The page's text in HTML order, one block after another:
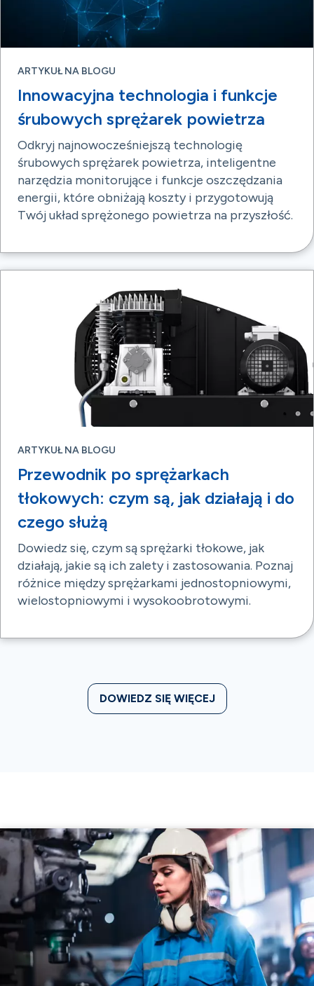
ARTYKUŁ NA BLOGU
Innowacyjna technologia i funkcje
śrubowych sprężarek powietrza
Odkryj najnowocześniejszą technologię
śrubowych sprężarek powietrza, inteligentne
narzędzia monitorujące i funkcje oszczędzania
energii, które obniżają koszty i przygotowują
Twój układ sprężonego powietrza na przyszłość.
ARTYKUŁ NA BLOGU
Przewodnik po sprężarkach
tłokowych: czym są, jak działają i do
czego służą
Dowiedz się, czym są sprężarki tłokowe, jak
działają, jakie są ich zalety i zastosowania. Poznaj
różnice między sprężarkami jednostopniowymi,
wielostopniowymi i wysokoobrotowymi.
DOWIEDZ SIĘ WIĘCEJ